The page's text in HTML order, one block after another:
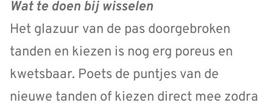
Wat te doen bij wisselen
Het glazuur van de pas doorgebroken
tanden en kiezen is nog erg poreus en
kwetsbaar. Poets de puntjes van de
nieuwe tanden of kiezen direct mee zodra